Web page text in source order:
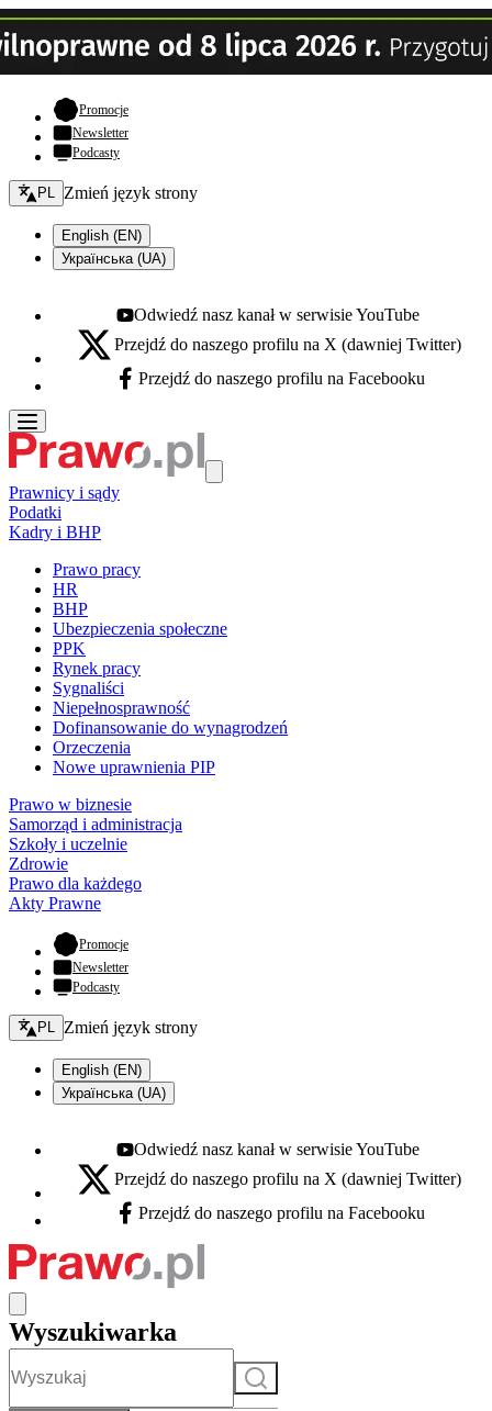
Promocje- otwiera się w nowej karcie
Newsletter
Podcasty
Zmień język - bieżący:
PL Zmień język strony
English (EN)
Українська (UA)
Youtube - otwiera się w nowej karcie
Odwiedź nasz kanał w serwisie YouTube
X - otwiera się w nowej karcie
Przejdź do naszego profilu na X (dawniej Twitter)
Facebook - otwiera się w nowej karcie
Przejdź do naszego profilu na Facebooku
Prawnicy i sądy
Podatki
Kadry i BHP
Prawo pracy
HR
BHP
Ubezpieczenia społeczne
PPK
Rynek pracy
Sygnaliści
Niepełnosprawność
Dofinansowanie do wynagrodzeń
Orzeczenia
Nowe uprawnienia PIP
Prawo w biznesie
Samorząd i administracja
Szkoły i uczelnie
Zdrowie
Prawo dla każdego
Akty Prawne
Promocje- otwiera się w nowej karcie
Newsletter
Podcasty
Zmień język - bieżący:
PL Zmień język strony
English (EN)
Українська (UA)
Youtube - otwiera się w nowej karcie
Odwiedź nasz kanał w serwisie YouTube
X - otwiera się w nowej karcie
Przejdź do naszego profilu na X (dawniej Twitter)
Facebook - otwiera się w nowej karcie
Przejdź do naszego profilu na Facebooku
Wyszukiwarka
Szukaj